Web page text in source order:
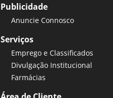
Publicidade
Anuncie Connosco
Serviços
Emprego e Classificados
Divulgação Institucional
Farmácias